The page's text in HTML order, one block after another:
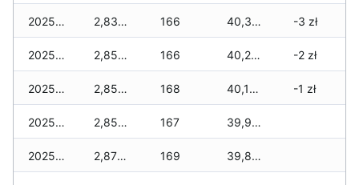
2025-12-23 2,830 zł 166 40,350 zł -3 zł
2025-12-22 2,850 zł 166 40,230 zł -2 zł
2025-12-21 2,850 zł 168 40,180 zł -1 zł
2025-12-20 2,850 zł 167 39,950 zł
2025-12-19 2,870 zł 169 39,850 zł